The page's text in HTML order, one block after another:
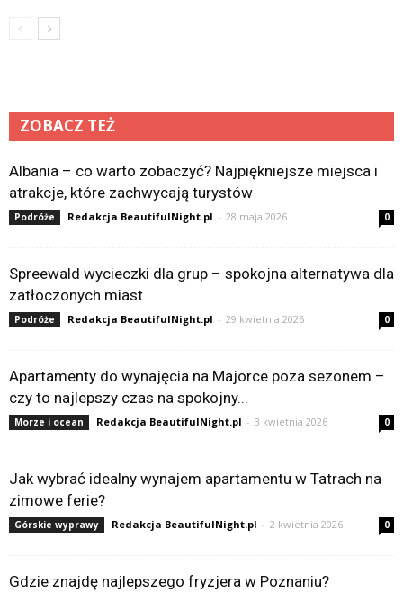
ZOBACZ TEŻ
Albania – co warto zobaczyć? Najpiękniejsze miejsca i
atrakcje, które zachwycają turystów
Podróże Redakcja BeautifulNight.pl - 28 maja 2026 0
Spreewald wycieczki dla grup – spokojna alternatywa dla
zatłoczonych miast
Podróże Redakcja BeautifulNight.pl - 29 kwietnia 2026 0
Apartamenty do wynajęcia na Majorce poza sezonem –
czy to najlepszy czas na spokojny...
Morze i ocean Redakcja BeautifulNight.pl - 3 kwietnia 2026 0
Jak wybrać idealny wynajem apartamentu w Tatrach na
zimowe ferie?
Górskie wyprawy Redakcja BeautifulNight.pl - 2 kwietnia 2026 0
Gdzie znajdę najlepszego fryzjera w Poznaniu?